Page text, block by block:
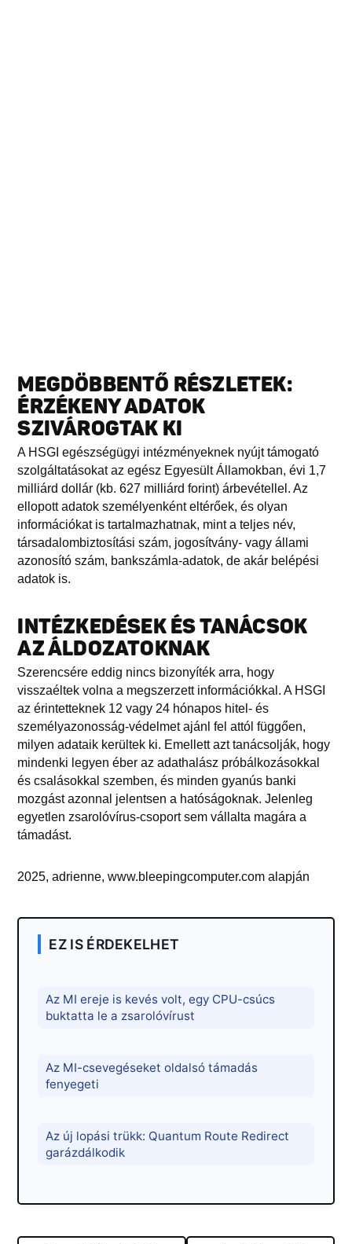
MEGDÖBBENTŐ RÉSZLETEK:
ÉRZÉKENY ADATOK
SZIVÁROGTAK KI
A HSGI egészségügyi intézményeknek nyújt támogató
szolgáltatásokat az egész Egyesült Államokban, évi 1,7
milliárd dollár (kb. 627 milliárd forint) árbevétellel. Az
ellopott adatok személyenként eltérőek, és olyan
információkat is tartalmazhatnak, mint a teljes név,
társadalombiztosítási szám, jogosítvány- vagy állami
azonosító szám, bankszámla-adatok, de akár belépési
adatok is.
INTÉZKEDÉSEK ÉS TANÁCSOK
AZ ÁLDOZATOKNAK
Szerencsére eddig nincs bizonyíték arra, hogy
visszaéltek volna a megszerzett információkkal. A HSGI
az érintetteknek 12 vagy 24 hónapos hitel- és
személyazonosság-védelmet ajánl fel attól függően,
milyen adataik kerültek ki. Emellett azt tanácsolják, hogy
mindenki legyen éber az adathalász próbálkozásokkal
és csalásokkal szemben, és minden gyanús banki
mozgást azonnal jelentsen a hatóságoknak. Jelenleg
egyetlen zsarolóvírus-csoport sem vállalta magára a
támadást.
2025, adrienne, www.bleepingcomputer.com alapján
EZ IS ÉRDEKELHET
Az MI ereje is kevés volt, egy CPU-csúcs
buktatta le a zsarolóvírust
Az MI-csevegéseket oldalsó támadás
fenyegeti
Az új lopási trükk: Quantum Route Redirect
garázdálkodik